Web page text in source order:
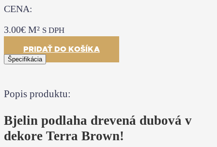
CENA:
3.00€ M² S DPH
PRIDAŤ DO KOŠÍKA
Špecifikácia
Popis produktu:
Bjelin podlaha drevená dubová v
dekore Terra Brown!